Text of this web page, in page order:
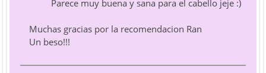
Parece muy buena y sana para el cabello jeje :)
Muchas gracias por la recomendacion Ran
Un beso!!!